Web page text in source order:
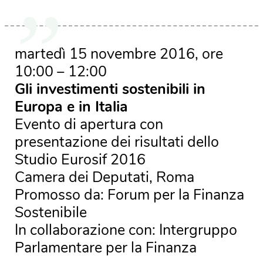
martedì 15 novembre 2016, ore
10:00 – 12:00
Gli investimenti sostenibili in
Europa e in Italia
Evento di apertura con
presentazione dei risultati dello
Studio Eurosif 2016
Camera dei Deputati, Roma
Promosso da: Forum per la Finanza
Sostenibile
In collaborazione con: Intergruppo
Parlamentare per la Finanza